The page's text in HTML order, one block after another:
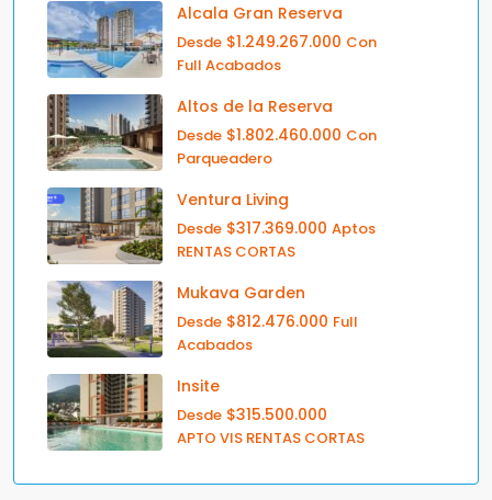
Alcala Gran Reserva
Desde $1.249.267.000 Con
Full Acabados
Altos de la Reserva
Desde $1.802.460.000 Con
Parqueadero
Ventura Living
Desde $317.369.000 Aptos
RENTAS CORTAS
Mukava Garden
Desde $812.476.000 Full
Acabados
Insite
Desde $315.500.000
APTO VIS RENTAS CORTAS